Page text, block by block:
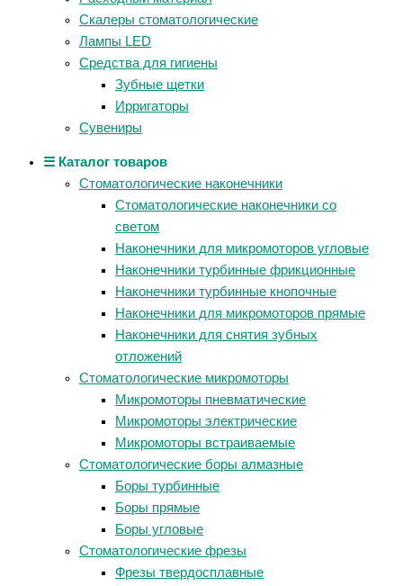
Скалеры стоматологические
Лампы LED
Средства для гигиены
Зубные щетки
Ирригаторы
Сувениры
☰ Каталог товаров
Стоматологические наконечники
Стоматологические наконечники со
светом
Наконечники для микромоторов угловые
Наконечники турбинные фрикционные
Наконечники турбинные кнопочные
Наконечники для микромоторов прямые
Наконечники для снятия зубных
отложений
Стоматологические микромоторы
Микромоторы пневматические
Микромоторы электрические
Микромоторы встраиваемые
Стоматологические боры алмазные
Боры турбинные
Боры прямые
Боры угловые
Стоматологические фрезы
Фрезы твердосплавные